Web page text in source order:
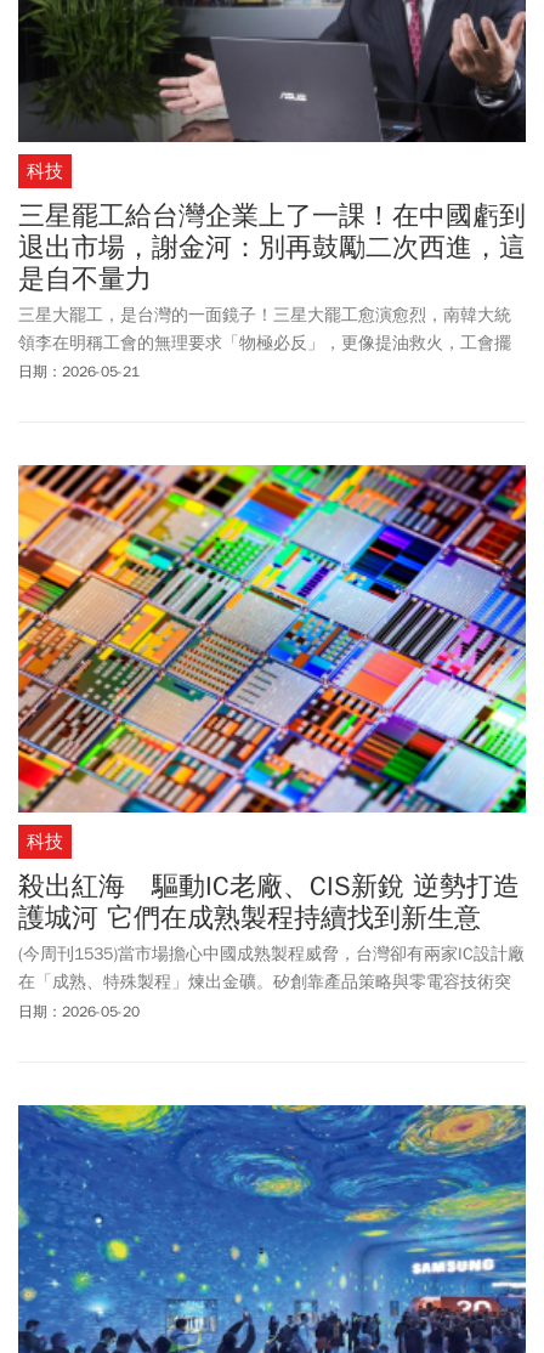
科技
三星罷工給台灣企業上了一課！在中國虧到
退出市場，謝金河：別再鼓勵二次西進，這
是自不量力
三星大罷工，是台灣的一面鏡子！三星大罷工愈演愈烈，南韓大統
領李在明稱工會的無理要求「物極必反」，更像提油救火，工會擺
出強硬態度，未來這幾天，要看李在鎔端出什麼牛肉來跟工會談
日期：2026-05-21
科技
殺出紅海 驅動IC老廠、CIS新銳 逆勢打造
護城河 它們在成熟製程持續找到新生意
(今周刊1535)當市場擔心中國成熟製程威脅，台灣卻有兩家IC設計廠
在「成熟、特殊製程」煉出金礦。矽創靠產品策略與零電容技術突
圍紅海；奕景則以高階影像感測器晶片打入特殊應用。本刊獨家揭
日期：2026-05-20